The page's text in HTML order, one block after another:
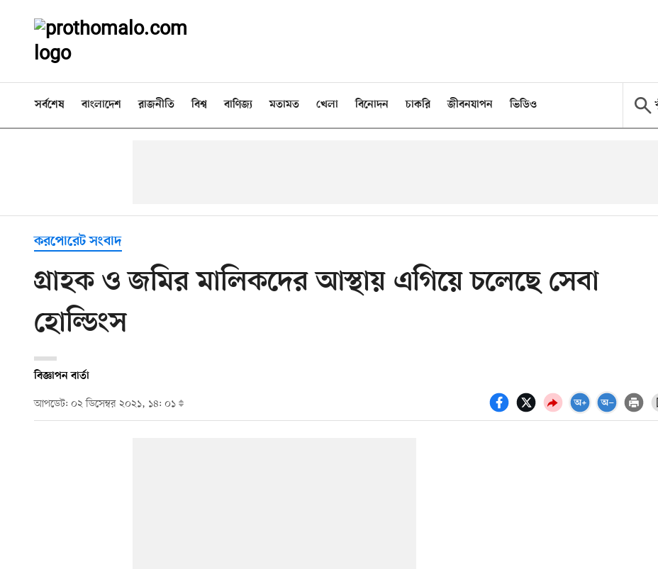
সর্বশেষ বাংলাদেশ রাজনীতি বিশ্ব বাণিজ্য মতামত খেলা বিনোদন চাকরি জীবনযাপন ভিডিও
করপোরেট সংবাদ
গ্রাহক ও জমির মালিকদের আস্থায় এগিয়ে চলেছে সেবা
হোল্ডিংস
বিজ্ঞাপন বার্তা
আপডেট: ০২ ডিসেম্বর ২০২১, ১৪: ০১